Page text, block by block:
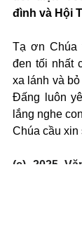
đình và Hội
Tạ ơn Chúa
đen tối nhất
xa lánh và
Đấng luôn
lắng nghe
Chúa cầu
(c) 2025